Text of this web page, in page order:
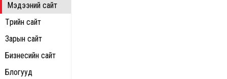
Мэдээний сайт
Төрийн сайт
Зарын сайт
Бизнесийн сайт
Блогууд